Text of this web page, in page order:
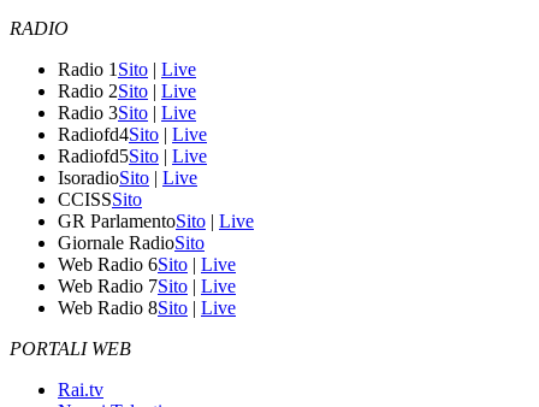
RADIO
Radio 1 Sito | Live
Radio 2Sito | Live
Radio 3Sito | Live
Radiofd4Sito | Live
Radiofd5Sito | Live
IsoradioSito | Live
CCISSSito
GR ParlamentoSito | Live
Giornale RadioSito
Web Radio 6Sito | Live
Web Radio 7Sito | Live
Web Radio 8Sito | Live
PORTALI WEB
Rai.tv